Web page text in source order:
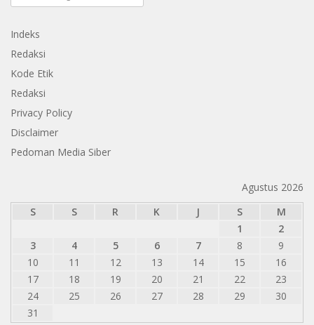
Indeks
Redaksi
Kode Etik
Redaksi
Privacy Policy
Disclaimer
Pedoman Media Siber
Agustus 2026
S
S R K J S
M
1
2
3
4 5 6 7 8
9
10
11 12 13 14 15
16
17
18 19 20 21 22
23
24
25 26 27 28 29
30
31